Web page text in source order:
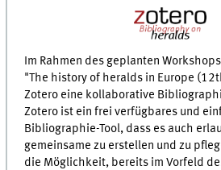
Im Rahmen des geplanten
"The history of heralds in Europe
Zotero eine kollaborative
Zotero ist ein frei verfügbares und
Bibliographie-Tool, dass es auch
gemeinsame zu erstellen und zu
die Möglichkeit, bereits im Vorfeld